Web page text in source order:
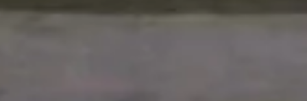
LERNEN